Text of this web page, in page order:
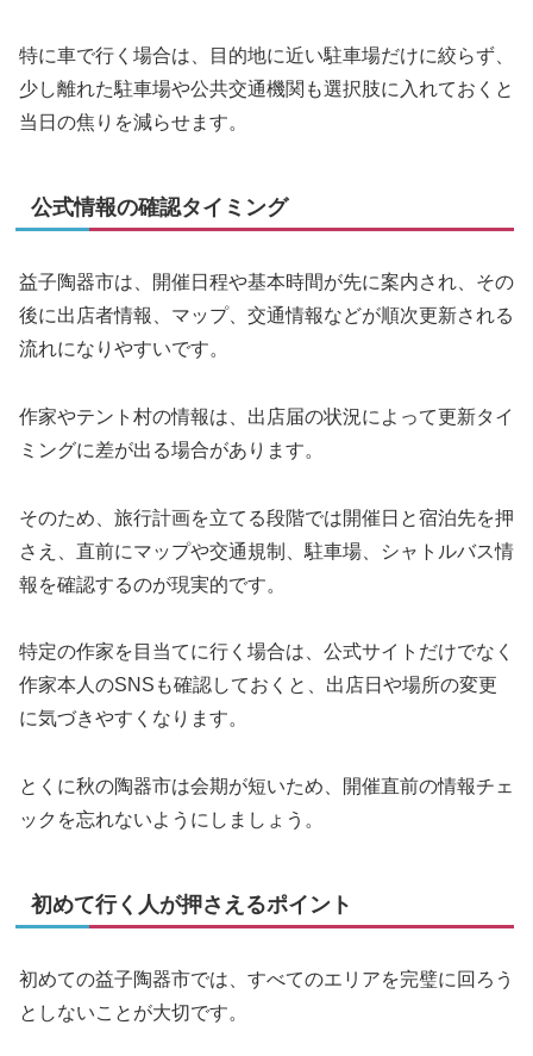
特に車で行く場合は、目的地に近い駐車場だけに絞らず、
少し離れた駐車場や公共交通機関も選択肢に入れておくと
当日の焦りを減らせます。
公式情報の確認タイミング
益子陶器市は、開催日程や基本時間が先に案内され、その
後に出店者情報、マップ、交通情報などが順次更新される
流れになりやすいです。
作家やテント村の情報は、出店届の状況によって更新タイ
ミングに差が出る場合があります。
そのため、旅行計画を立てる段階では開催日と宿泊先を押
さえ、直前にマップや交通規制、駐車場、シャトルバス情
報を確認するのが現実的です。
特定の作家を目当てに行く場合は、公式サイトだけでなく
作家本人のSNSも確認しておくと、出店日や場所の変更
に気づきやすくなります。
とくに秋の陶器市は会期が短いため、開催直前の情報チェ
ックを忘れないようにしましょう。
初めて行く人が押さえるポイント
初めての益子陶器市では、すべてのエリアを完璧に回ろう
としないことが大切です。